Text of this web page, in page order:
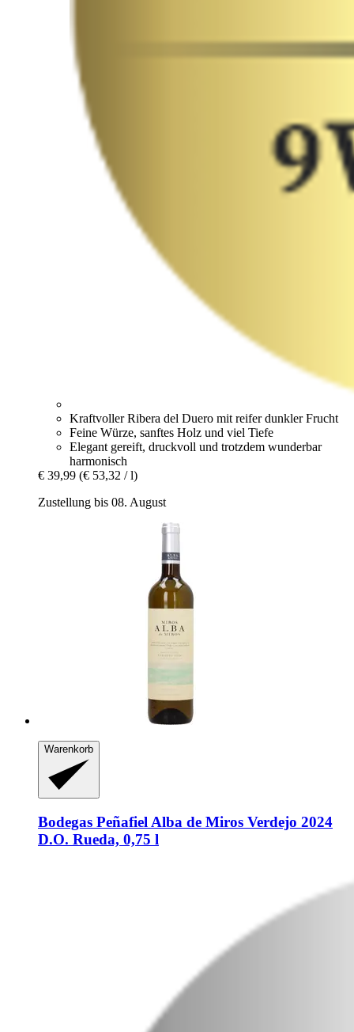
Kraftvoller Ribera del Duero mit reifer dunkler Frucht
Feine Würze, sanftes Holz und viel Tiefe
Elegant gereift, druckvoll und trotzdem wunderbar
harmonisch
€ 39,99 (€ 53,32 / l)
Zustellung bis 08. August
Warenkorb
Bodegas Peñafiel Alba de Miros Verdejo 2024
D.O. Rueda, 0,75 l